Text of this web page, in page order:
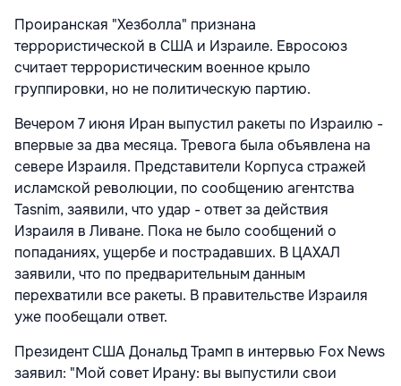
Проиранская "Хезболла" признана
террористической в США и Израиле. Евросоюз
считает террористическим военное крыло
группировки, но не политическую партию.
Вечером 7 июня Иран выпустил ракеты по Израилю -
впервые за два месяца. Тревога была объявлена на
севере Израиля. Представители Корпуса стражей
исламской революции, по сообщению агентства
Tasnim, заявили, что удар - ответ за действия
Израиля в Ливане. Пока не было сообщений о
попаданиях, ущербе и пострадавших. В ЦАХАЛ
заявили, что по предварительным данным
перехватили все ракеты. В правительстве Израиля
уже пообещали ответ.
Президент США Дональд Трамп в интервью Fox News
заявил: "Мой совет Ирану: вы выпустили свои